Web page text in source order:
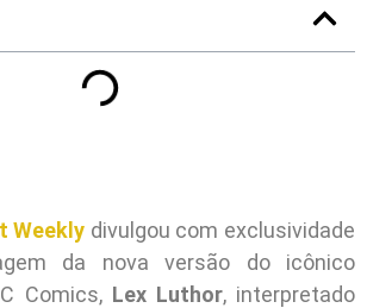
Weekly divulgou com exclusividade
da nova versão do icônico
Comics, Lex Luthor, interpretado